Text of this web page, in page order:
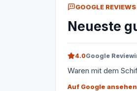
GOOGLE REVIEWS
Neueste
4.0Google Review
Waren mit dem
Auf Google ansehen